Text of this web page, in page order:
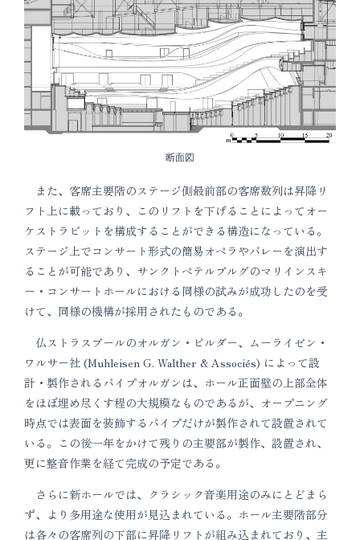
断面図
また、客席主要階のステージ側最前部の客席数列は昇降リ
フト上に載っており、このリフトを下げることによってオー
ケストラピットを構成することができる構造になっている。
ステージ上でコンサート形式の簡易オペラやバレーを演出す
ることが可能であり、サンクトペテルブルグのマリインスキ
ー・コンサートホールにおける同様の試みが成功したのを受
けて、同様の機構が採用されたものである。
仏ストラスブールのオルガン・ビルダー、ムーライゼン・
ワルサー社 (Muhleisen G. Walther & Associés) によって設
計・製作されるパイプオルガンは、ホール正面壁の上部全体
をほぼ埋め尽くす程の大規模なものであるが、オープニング
時点では表面を装飾するパイプだけが製作されて設置されて
いる。この後一年をかけて残りの主要部が製作、設置され、
更に整音作業を経て完成の予定である。
さらに新ホールでは、クラシック音楽用途のみにとどまら
ず、より多用途な使用が見込まれている。ホール主要階部分
は各々の客席列の下部に昇降リフトが組み込まれており、主